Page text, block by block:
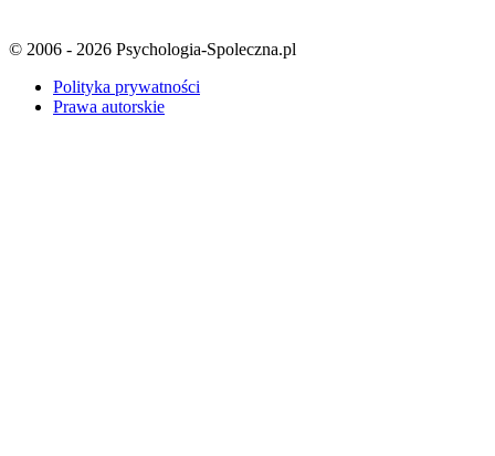
© 2006 - 2026 Psychologia-Spoleczna.pl
Polityka prywatności
Prawa autorskie